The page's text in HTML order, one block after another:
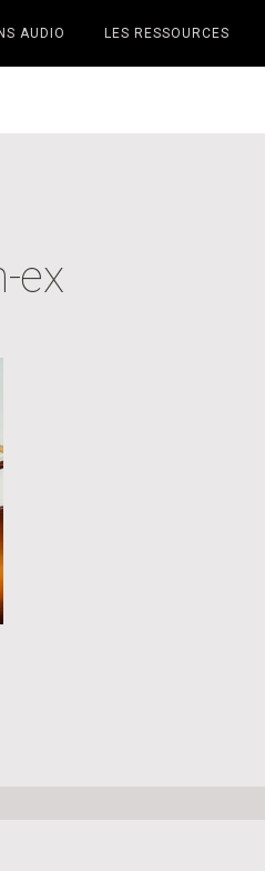
AUDIO LES RESSOURCES
ex